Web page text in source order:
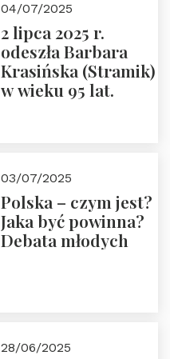
Nowego
Ćwierćwiecza”
04/07/2025
2 lipca 2025 r.
odeszła Barbara
Krasińska (Stramik)
w wieku 95 lat.
03/07/2025
Polska – czym jest?
Jaka być powinna?
Debata młodych
28/06/2025